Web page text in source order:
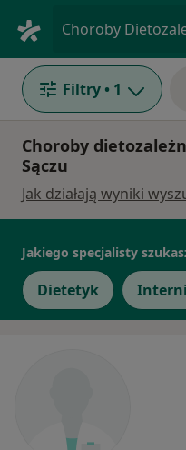
Filtry • 1
Choroby
Sączu
Jak działają wyniki
Jakiego specjalisty
Dietetyk